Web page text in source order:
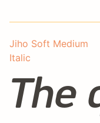
Jiho Soft Medium
Italic
The